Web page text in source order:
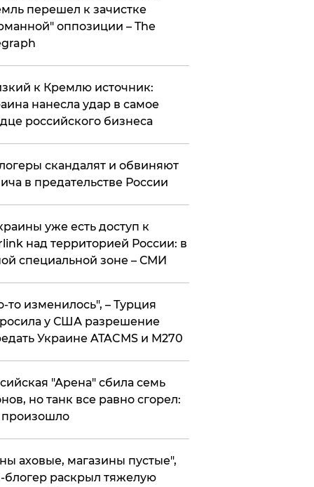
перешел к зачистке
оппозиции – The
к Кремлю источник:
нанесла удар в самое
российского бизнеса
скандалят и обвиняют
в предательстве России
уже есть доступ к
над территорией России: в
специальной зоне – СМИ
то изменилось", – Турция
у США разрешение
Украине ATACMS и M270
"Арена" сбила семь
но танк все равно сгорел:
произошло
аховые, магазины пустые",
раскрыл тяжелую